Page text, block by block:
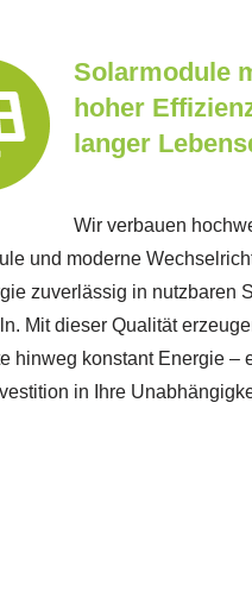
Solarmodule
hoher
langer
Wir verbauen
und moderne
zuverlässig in nutzbaren
Mit dieser Qualität
hinweg konstant Energie –
in Ihre